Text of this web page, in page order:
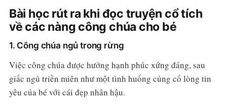
Bài học rút ra khi đọc truyện cổ tích
về các nàng công chúa cho bé
1. Công chúa ngủ trong rừng
Việc công chúa được hưởng hạnh phúc xứng đáng, sau
giấc ngủ triền miên như một tình huống củng cố lòng tin
yêu của bé với cái đẹp nhân hậu.